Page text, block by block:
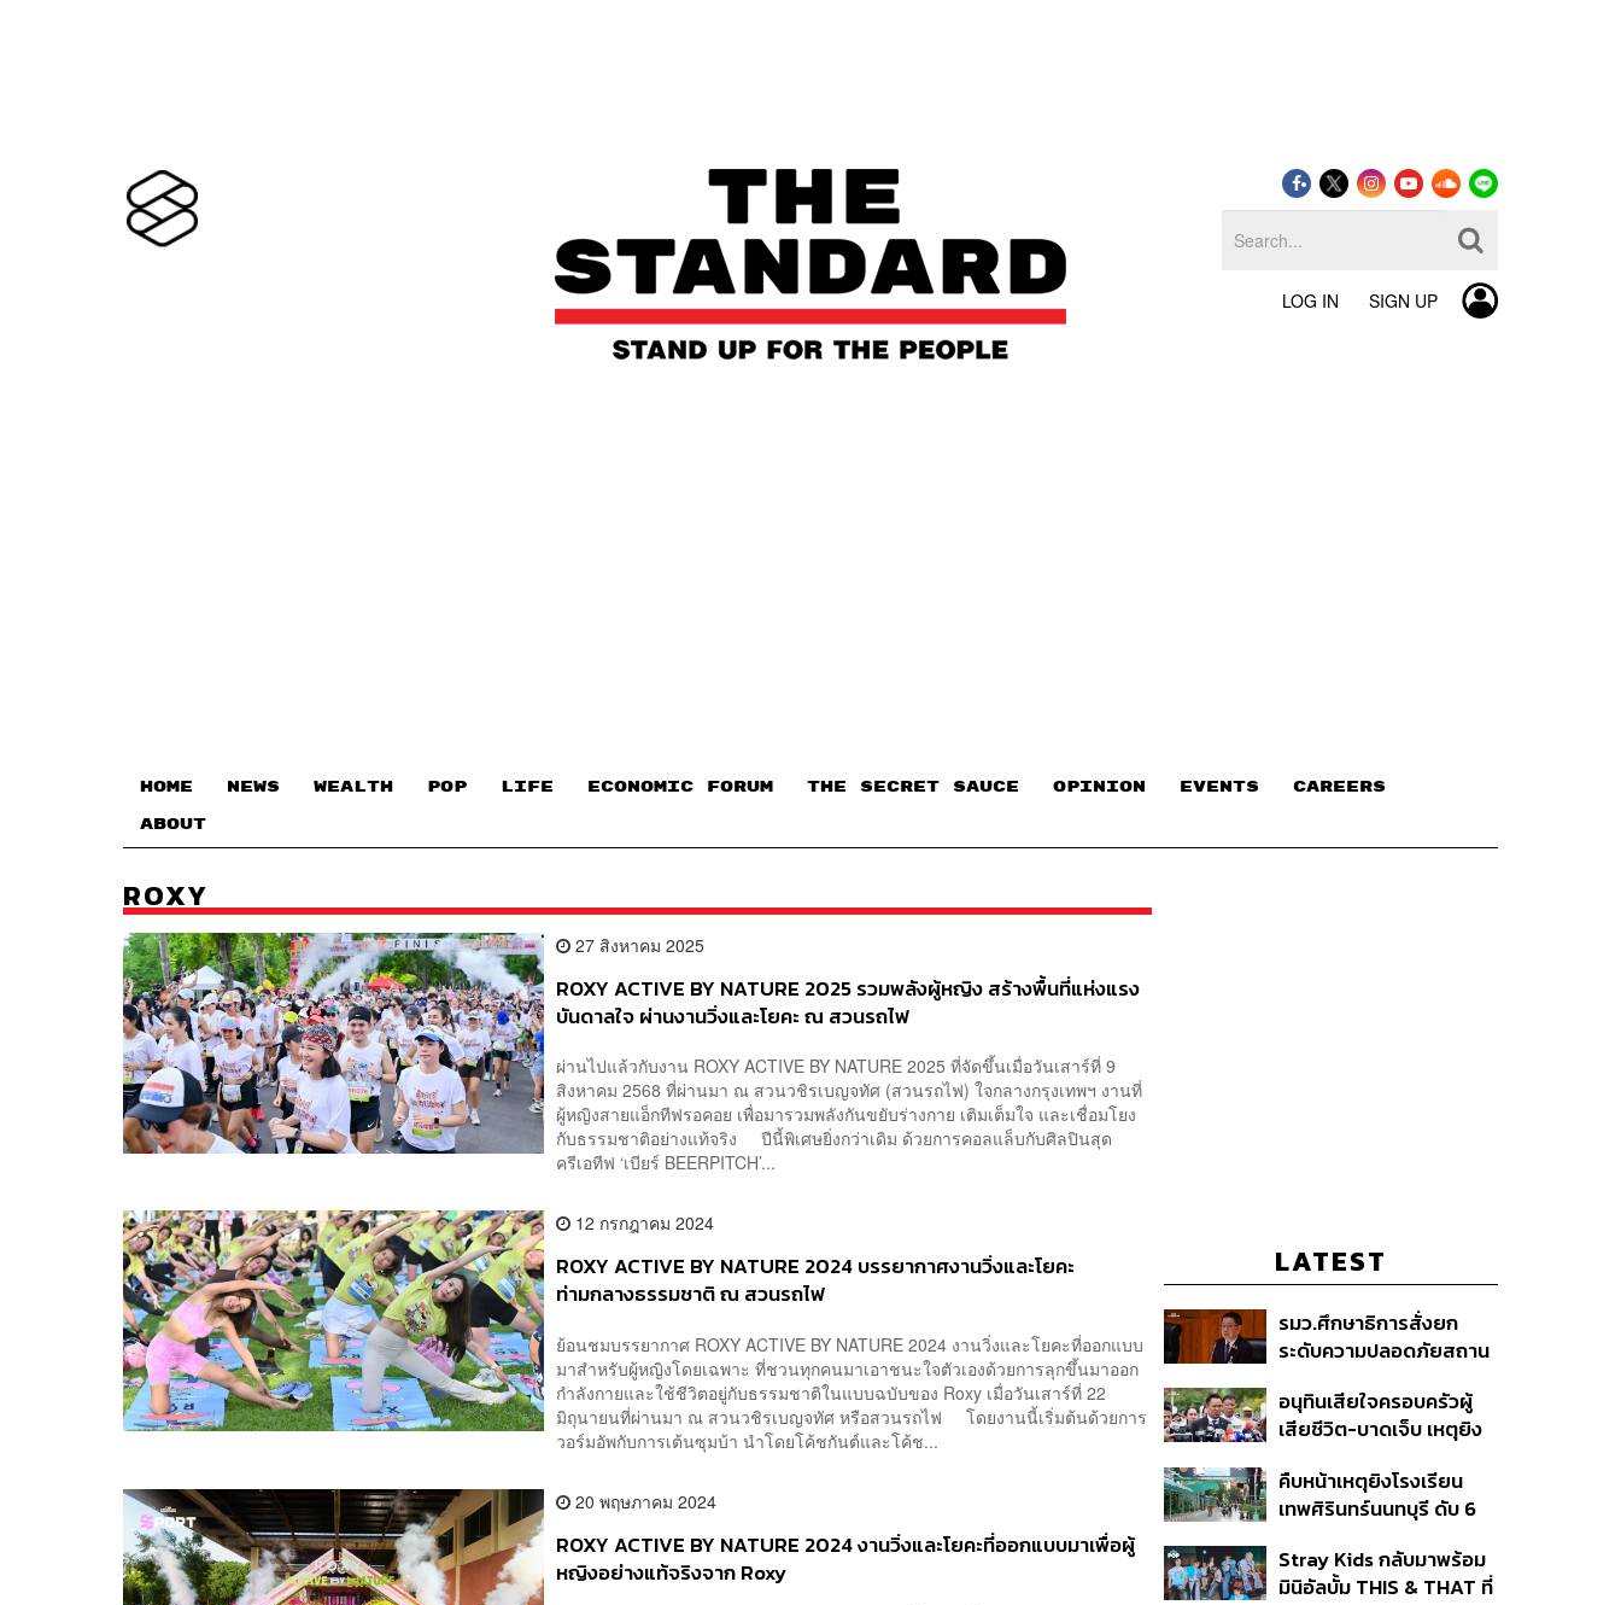
LOG IN SIGN UP
HOME NEWS WEALTH POP LIFE ECONOMIC FORUM THE SECRET SAUCE​ OPINION EVENTS CAREERS
ABOUT
ROXY
27 สิงหาคม 2025
ROXY ACTIVE BY NATURE 2025 รวมพลังผู้หญิง สร้างพื้นที่แห่งแรง
บันดาลใจ ผ่านงานวิ่งและโยคะ ณ สวนรถไฟ
ผ่านไปแล้วกับงาน ROXY ACTIVE BY NATURE 2025 ที่จัดขึ้นเมื่อวันเสาร์ที่ 9
สิงหาคม 2568 ที่ผ่านมา ณ สวนวชิรเบญจทัศ (สวนรถไฟ) ใจกลางกรุงเทพฯ งานที่
ผู้หญิงสายแอ็กทีฟรอคอย เพื่อมารวมพลังกันขยับร่างกาย เติมเต็มใจ และเชื่อมโยง
กับธรรมชาติอย่างแท้จริง ปีนี้พิเศษยิ่งกว่าเดิม ด้วยการคอลแล็บกับศิลปินสุด
ครีเอทีฟ ‘เบียร์ BEERPITCH’...
12 กรกฎาคม 2024
ROXY ACTIVE BY NATURE 2024 บรรยากาศงานวิ่งและโยคะ
ท่ามกลางธรรมชาติ ณ สวนรถไฟ
ย้อนชมบรรยากาศ ROXY ACTIVE BY NATURE 2024 งานวิ่งและโยคะที่ออกแบบ
มาสำหรับผู้หญิงโดยเฉพาะ ที่ชวนทุกคนมาเอาชนะใจตัวเองด้วยการลุกขึ้นมาออก
กำลังกายและใช้ชีวิตอยู่กับธรรมชาติในแบบฉบับของ Roxy เมื่อวันเสาร์ที่ 22
มิถุนายนที่ผ่านมา ณ สวนวชิรเบญจทัศ หรือสวนรถไฟ โดยงานนี้เริ่มต้นด้วยการ
วอร์มอัพกับการเต้นซุมบ้า นำโดยโค้ชกันต์และโค้ช...
20 พฤษภาคม 2024
ROXY ACTIVE BY NATURE 2024 งานวิ่งและโยคะที่ออกแบบมาเพื่อผู้
หญิงอย่างแท้จริงจาก Roxy
LATEST
รมว.ศึกษาธิการสั่งยก
ระดับความปลอดภัยสถาน
แชร์เพื่อระงับพฤติกรรม
เลียนแบบ หลังเหตุยิงใน
อนุทินเสียใจครอบครัวผู้
เสียชีวิต-บาดเจ็บ เหตุยิง
เดินหน้าแก้ กม.คุมอาวุธปืน
ชี้ผู้ปกครองต้องร่วมรับผิด
คืบหน้าเหตุยิงโรงเรียน
เทพศิรินทร์นนทบุรี ดับ 6
ขโมยปืนปู่ก่อเหตุ
Stray Kids กลับมาพร้อม
มินิอัลบั้ม THIS & THAT ที่